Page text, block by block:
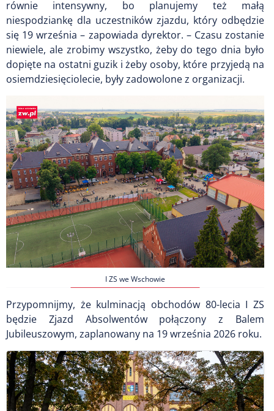
równie intensywny, bo planujemy też małą
niespodziankę dla uczestników zjazdu, który odbędzie
się 19 września – zapowiada dyrektor. – Czasu zostanie
niewiele, ale zrobimy wszystko, żeby do tego dnia było
dopięte na ostatni guzik i żeby osoby, które przyjedą na
osiemdziesięciolecie, były zadowolone z organizacji.
I ZS we Wschowie
Przypomnijmy, że kulminacją obchodów 80-lecia I ZS
będzie Zjazd Absolwentów połączony z Balem
Jubileuszowym, zaplanowany na 19 września 2026 roku.